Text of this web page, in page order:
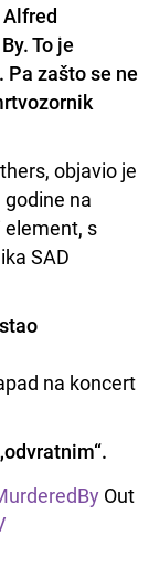
Alfred
To je
zašto se ne
objavio je
na
element, s
SAD
na koncert
Out